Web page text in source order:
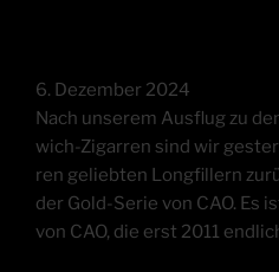
6. Dezem­ber 2024
Nach unse­rem Aus­flug zu
wich-Zigar­ren sind wir
ren gelieb­ten Longfil­lern
der Gold-Serie von CAO. Es
von CAO, die erst 2011